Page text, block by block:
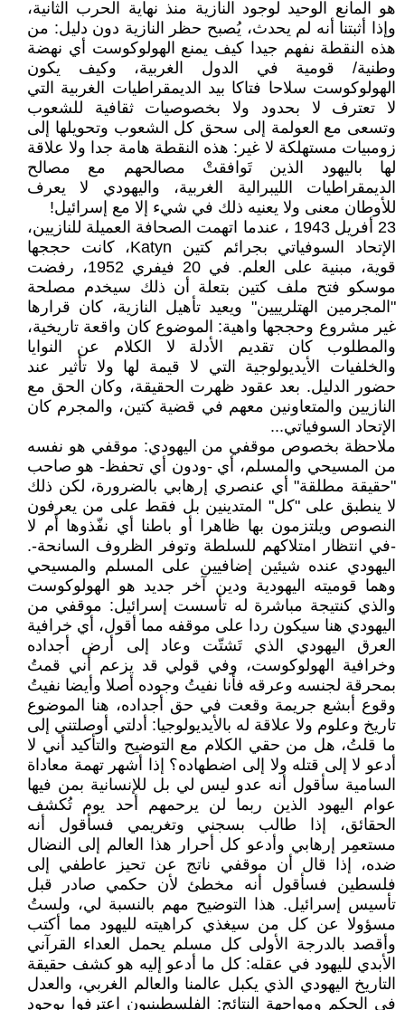
هو المانع الوحيد لوجود النازية منذ نهاية الحرب الثانية،
وإذا أثبتنا أنه لم يحدث، يُصبح حظر النازية دون دليل: من
هذه النقطة نفهم جيدا كيف يمنع الهولوكوست أي نهضة
وطنية/ قومية في الدول الغربية، وكيف يكون
الهولوكوست سلاحا فتاكا بيد الديمقراطيات الغربية التي
لا تعترف لا بحدود ولا بخصوصيات ثقافية للشعوب
وتسعى مع العولمة إلى سحق كل الشعوب وتحويلها إلى
زومبيات مستهلكة لا غير: هذه النقطة هامة جدا ولا علاقة
لها باليهود الذين تَوافقتْ مصالحهم مع مصالح
الديمقراطيات الليبرالية الغربية، واليهودي لا يعرف
للأوطان معنى ولا يعنيه ذلك في شيء إلا مع إسرائيل!
23 أفريل 1943 ، عندما اتهمت الصحافة العميلة للنازيين،
الإتحاد السوفياتي بجرائم كتين Katyn، كانت حججها
قوية، مبنية على العلم. في 20 فيفري 1952، رفضت
موسكو فتح ملف كتين بتعلة أن ذلك سيخدم مصلحة
"المجرمين الهتلرييين" ويعيد تأهيل النازية، كان قرارها
غير مشروع وحججها واهية: الموضوع كان واقعة تاريخية،
والمطلوب كان تقديم الأدلة لا الكلام عن النوايا
والخلفيات الأيديولوجية التي لا قيمة لها ولا تأثير عند
حضور الدليل. بعد عقود ظهرت الحقيقة، وكان الحق مع
النازيين والمتعاونين معهم في قضية كتين، والمجرم كان
الإتحاد السوفياتي...
ملاحظة بخصوص موقفي من اليهودي: موقفي هو نفسه
من المسيحي والمسلم، أي -ودون أي تحفظ- هو صاحب
"حقيقة مطلقة" أي عنصري إرهابي بالضرورة، لكن ذلك
لا ينطبق على "كل" المتدينين بل فقط على من يعرفون
النصوص ويلتزمون بها ظاهرا أو باطنا أي نفّذوها أم لا
-في انتظار امتلاكهم للسلطة وتوفر الظروف السانحة-.
اليهودي عنده شيئين إضافيين على المسلم والمسيحي
وهما قوميته اليهودية ودين آخر جديد هو الهولوكوست
والذي كنتيجة مباشرة له تأسست إسرائيل: موقفي من
اليهودي هنا سيكون ردا على موقفه مما أقول، أي خرافية
العرق اليهودي الذي تَشتّت وعاد إلى أرض أجداده
وخرافية الهولوكوست، وفي قولي قد يزعم أني قمتُ
بمحرقة لجنسه وعرقه فأنا نفيتُ وجوده أصلا وأيضا نفيتُ
وقوع أبشع جريمة وقعت في حق أجداده، هنا الموضوع
تاريخ وعلوم ولا علاقة له بالأيديولوجيا: أدلتي أوصلتني إلى
ما قلتُ، هل من حقي الكلام مع التوضيح والتأكيد أني لا
أدعو لا إلى قتله ولا إلى اضطهاده؟ إذا أشهر تهمة معاداة
السامية سأقول أنه عدو ليس لي بل للإنسانية بمن فيها
عوام اليهود الذين ربما لن يرحمهم أحد يوم تُكشف
الحقائق، إذا طالب بسجني وتغريمي فسأقول أنه
مستعمِر إرهابي وأدعو كل أحرار هذا العالم إلى النضال
ضده، إذا قال أن موقفي ناتج عن تحيز عاطفي إلى
فلسطين فسأقول أنه مخطئ لأن حكمي صادر قبل
تأسيس إسرائيل. هذا التوضيح مهم بالنسبة لي، ولستُ
مسؤولا عن كل من سيغذي كراهيته لليهود مما أكتب
وأقصد بالدرجة الأولى كل مسلم يحمل العداء القرآني
الأبدي لليهود في عقله: كل ما أدعو إليه هو كشف حقيقة
التاريخ اليهودي الذي يكبل عالمنا والعالم الغربي، والعدل
في الحكم ومواجهة النتائج: الفلسطينيون اعترفوا بوجود